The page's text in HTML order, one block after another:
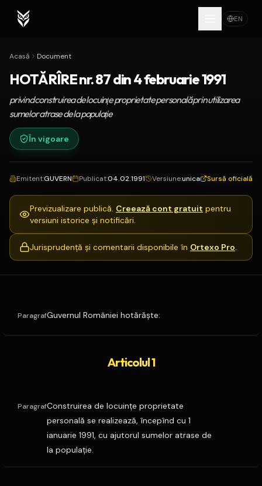
EN
Acasă Document
HOTĂRÎRE nr. 87 din 4 februarie 1991
privind construirea de locuinţe proprietate personală prin utilizarea
sumelor atrase de la populaţie
În vigoare
Emitent:GUVERN Publicat:04.02.1991 Versiune:unica Sursă oficială
Previzualizare publică. Creează cont gratuit pentru
versiuni istorice și notificări.
Jurisprudență și comentarii disponibile în Ortexo Pro.
ParagrafGuvernul României hotărăşte:
Articolul 1
ParagrafConstruirea de locuinţe proprietate
personală se realizează, începînd cu 1
ianuarie 1991, cu ajutorul sumelor atrase de
la populaţie.